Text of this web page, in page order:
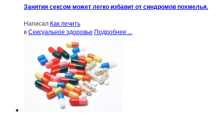
Занятия сексом может легко избавит от синдромов похмелья.
Написал Как лечить
вСексуальное здоровье Подробнее ...